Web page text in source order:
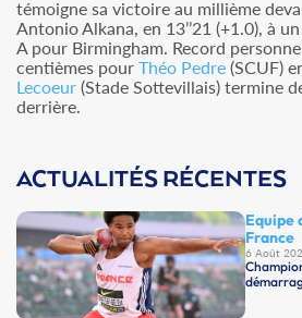
témoigne sa victoire au millième
Antonio Alkana, en 13’’21 (+1.0), à
A pour Birmingham. Record
centièmes pour Théo Pedre (SCUF)
Lecoeur (Stade Sottevillais) termine
derrière.
ACTUALITÉS RÉCENTES
Equipe
France
6 Août